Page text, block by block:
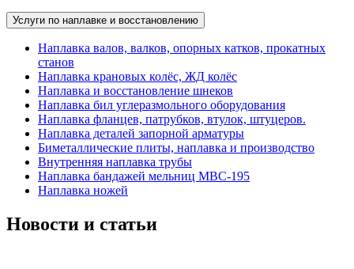
Услуги по наплавке и восстановлению
Наплавка валов, валков, опорных катков, прокатных
станов
Наплавка крановых колёс, ЖД колёс
Наплавка и восстановление шнеков
Наплавка бил углеразмольного оборудования
Наплавка фланцев, патрубков, втулок, штуцеров.
Наплавка деталей запорной арматуры
Биметаллические плиты, наплавка и производство
Внутренняя наплавка трубы
Наплавка бандажей мельниц МВС-195
Наплавка ножей
Новости и статьи